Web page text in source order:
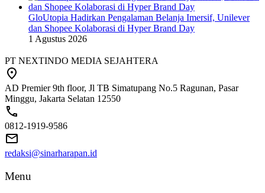
GloUtopia Hadirkan Pengalaman Belanja Imersif, Unilever
dan Shopee Kolaborasi di Hyper Brand Day
1 Agustus 2026
PT NEXTINDO MEDIA SEJAHTERA
AD Premier 9th floor, Jl TB Simatupang No.5 Ragunan, Pasar
Minggu, Jakarta Selatan 12550
0812-1919-9586
redaksi@sinarharapan.id
Menu